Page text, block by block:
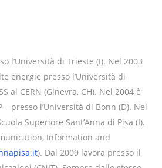
l’Università di Trieste (I). Nel 2003
energie presso l’Università di
al CERN (Ginevra, CH). Nel 2004 è
presso l’Università di Bonn (D). Nel
Superiore Sant’Anna di Pisa (I).
Information and
). Dal 2009 lavora presso il